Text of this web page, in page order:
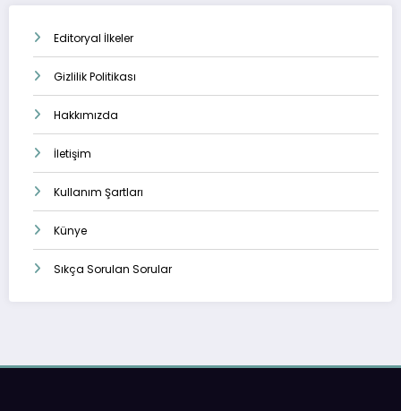
Editoryal İlkeler
Gizlilik Politikası
Hakkımızda
İletişim
Kullanım Şartları
Künye
Sıkça Sorulan Sorular